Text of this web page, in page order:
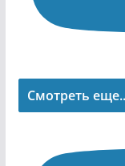
Смотреть